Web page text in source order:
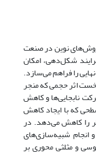
نوین در صنعت
شکل‌دهی، امکان
را فراهم می‌سازد.
اثر حجمی که منجر
نابجایی‌ها و کاهش
که با ایجاد کاهش
را کاهش می‌دهد. در
و انجام شبیه‌سازی‌های
و مثلثی محوری بر